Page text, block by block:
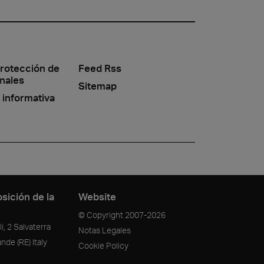
de
informativa
Feed Rss
Sitemap
de la
2 Salvaterra
(RE) Italy
Website
© Copyright 2007-2026
Notas Legales
Cookie Policy